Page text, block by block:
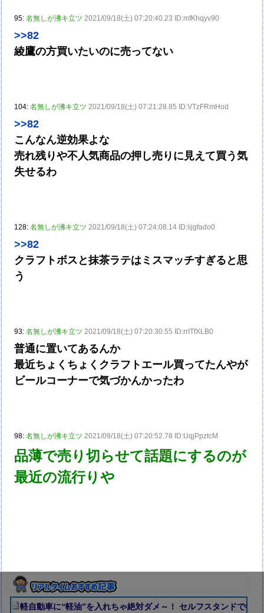
95:名無しが沸キ立ツ 2021/09/18(土) 07:20:40.23 ID:mfKhqyv90
>>82
綾鷹の方買いたいのに売ってない
104:名無しが沸キ立ツ 2021/09/18(土) 07:21:28.85 ID:VTzFRmHod
>>82
こんなん逆効果よな
売れ残りや不人気商品の押し売りに見えて買う気
失せるわ
128:名無しが沸キ立ツ 2021/09/18(土) 07:24:08.14 ID:iijgfado0
>>82
クラフトボスと抹茶ラテはミスマッチすぎると思
う
93:名無しが沸キ立ツ 2021/09/18(土) 07:20:30.55 ID:rrITfXLB0
普通に置いてあるんか
最近ちょくちょくクラフトエール買ってたんやが
ビールコーナーで気づかんかったわ
98:名無しが沸キ立ツ 2021/09/18(土) 07:20:52.78 ID:UqjPpztcM
品薄で売り切らせて話題にするのが
最近の流行りや
軽自動車に“軽油”を入れちゃ絶対ダメ～！ セルフスタンドで後